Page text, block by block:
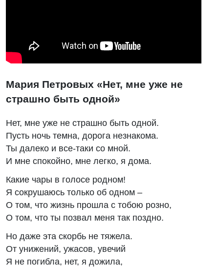
Мария Петровых «Нет, мне уже не
страшно быть одной»
Нет, мне уже не страшно быть одной.
Пусть ночь темна, дорога незнакома.
Ты далеко и все-таки со мной.
И мне спокойно, мне легко, я дома.
Какие чары в голосе родном!
Я сокрушаюсь только об одном –
О том, что жизнь прошла с тобою розно,
О том, что ты позвал меня так поздно.
Но даже эта скорбь не тяжела.
От унижений, ужасов, увечий
Я не погибла, нет, я дожила,